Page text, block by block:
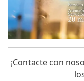
¡Contacte con